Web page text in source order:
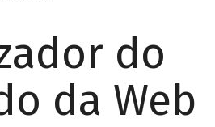
do
da Web